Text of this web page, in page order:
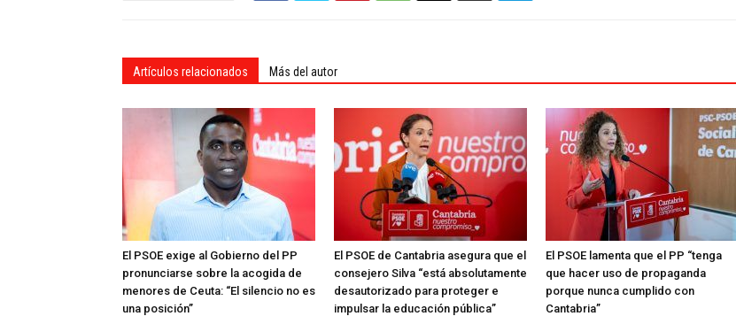
Artículos relacionados Más del autor
El PSOE exige al Gobierno del PP
pronunciarse sobre la acogida de
menores de Ceuta: “El silencio no es
una posición”
El PSOE de Cantabria asegura que el
consejero Silva “está absolutamente
desautorizado para proteger e
impulsar la educación pública”
El PSOE lamenta que el PP “tenga
que hacer uso de propaganda
porque nunca cumplido con
Cantabria”